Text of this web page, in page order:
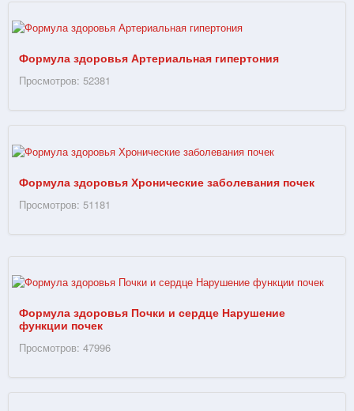
Формула здоровья Артериальная гипертония
Просмотров: 52381
Формула здоровья Хронические заболевания почек
Просмотров: 51181
Формула здоровья Почки и сердце Нарушение
функции почек
Просмотров: 47996